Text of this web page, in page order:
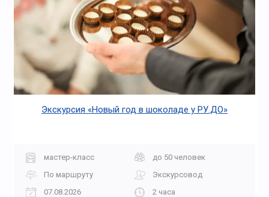
Экскурсия «Новый год в шоколаде у РУ.ДО»
мастер-класс
до 50 человек
По маршруту
Экскурсовод
07.08.2026
2 часа